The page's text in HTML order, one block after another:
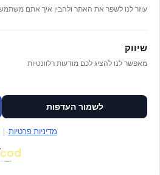
עוזר לנו לשפר את האתר ולהבין איך אתם
שיווק
מאפשר לנו להציג לכם מודעות רלוונטיות
לשמור העדפות
מדיניות פרטיות |